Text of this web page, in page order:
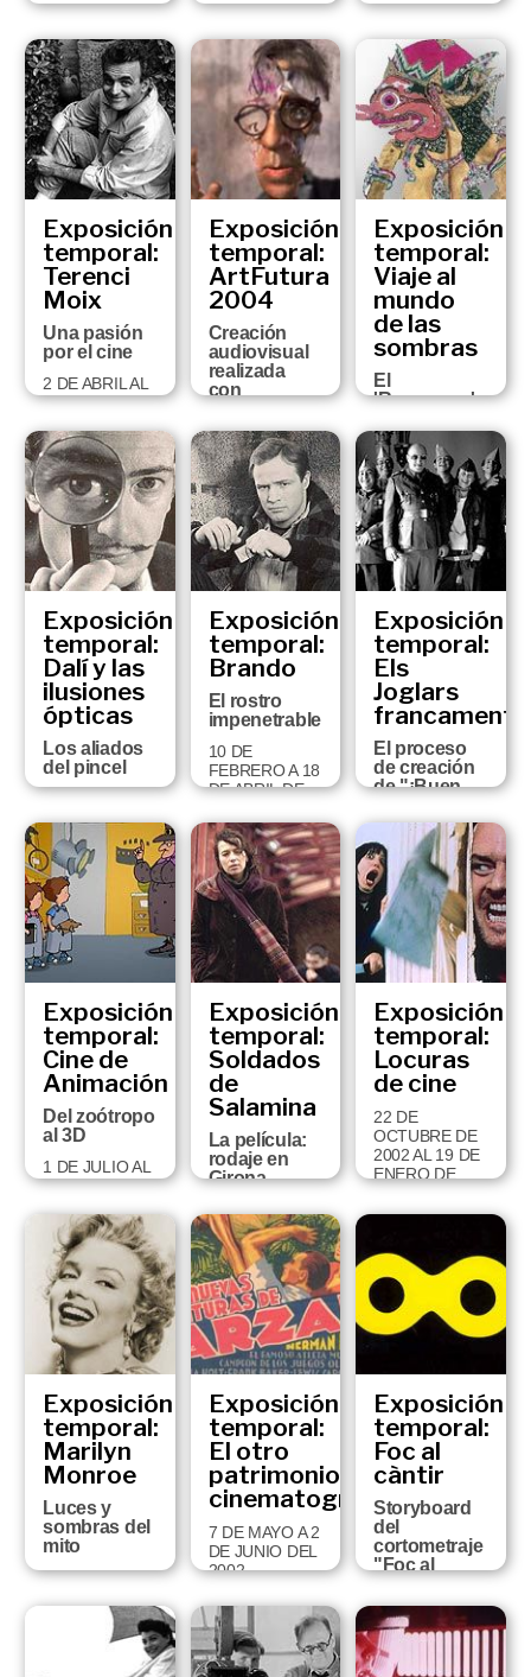
23 DE
11 DE JUNIO
DE 2006
24 DE
2005 AL 5 DE
FEBRERO DE
2006
2 DE
OCTUBRE DE
2005
Exposición
temporal:
Terenci
Moix
Una pasión
por el cine
2 DE ABRIL AL
12 DE JUNIO
Exposición
temporal:
ArtFutura
2004
Creación
audiovisual
realizada
con
tecnologías
de última
generación
18 DE
FEBRERO A 13
DE MARZO
DEL 2005
Exposición
temporal:
Viaje al
mundo
de las
sombras
El
'Ramayana'
24 DE
NOVIEMBRE
DEL 2004 AL
30 DE ENERO
DE 2005
Exposición
temporal:
Dalí y las
ilusiones
ópticas
Los aliados
del pincel
15 DE JUNIO
AL 1 DE
NOVIEMBRE
DE 2004
Exposición
temporal:
Brando
El rostro
impenetrable
10 DE
FEBRERO A 18
DE ABRIL DE
Exposición
temporal:
Els
Joglars
francamente
El proceso
de creación
de "¡Buen
Excelencia!".
Fotografías
de Jordi
Bover
30 DE
SEPTIEMBRE
DE 2003 A 11
DE ENERO DE
2004
Exposición
temporal:
Cine de
Animación
Del zoótropo
al 3D
1 DE JULIO AL
14 DE
DE 2003
Exposición
temporal:
Soldados
de
Salamina
La película:
rodaje en
Girona
11 DE MARZO
A 8 DE JUNIO
DE 2003
Exposición
temporal:
Locuras
de cine
22 DE
OCTUBRE DE
2002 AL 19 DE
ENERO DE
Exposición
temporal:
Marilyn
Monroe
Luces y
sombras del
mito
1 DE JULIO AL
SEPTIEMBRE
Exposición
temporal:
El otro
patrimonio
cinematográfico
7 DE MAYO A 2
DE JUNIO DEL
2002
Exposición
temporal:
Foc al
càntir
Storyboard
del
cortometraje
"Foc al
càntir" de
Frederic
Amat,
basado en
un guión de